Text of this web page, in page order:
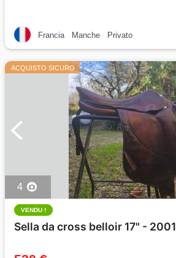
Francia Manche Privato
ACQUISTO SICURO
4
VENDU !
Sella da cross belloir 17" - 2001